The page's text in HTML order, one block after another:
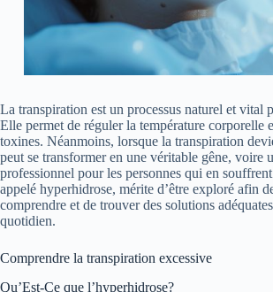
La transpiration est un processus naturel et vital
Elle permet de réguler la température corporelle
toxines. Néanmoins, lorsque la transpiration
peut se transformer en une véritable gêne, voire
professionnel pour les personnes qui en
appelé hyperhidrose, mérite d’être exploré afin
comprendre et de trouver des solutions
quotidien.
Comprendre la transpiration excessive
Qu’Est-Ce que l’hyperhidrose?